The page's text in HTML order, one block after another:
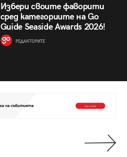
Избери своите фаворити
сред категориите на Go
Guide Seaside Awards 2026!
РЕДАКТОРИТЕ